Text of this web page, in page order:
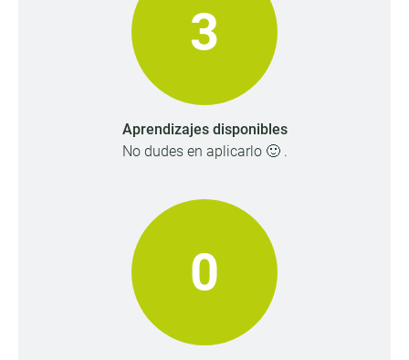
3
Aprendizajes disponibles
No dudes en aplicarlo 🙂 .
0